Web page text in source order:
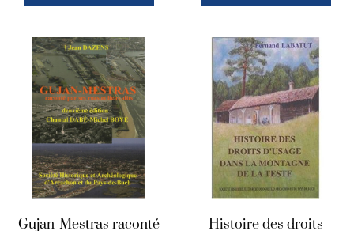
Gujan-Mestras raconté Histoire des droits